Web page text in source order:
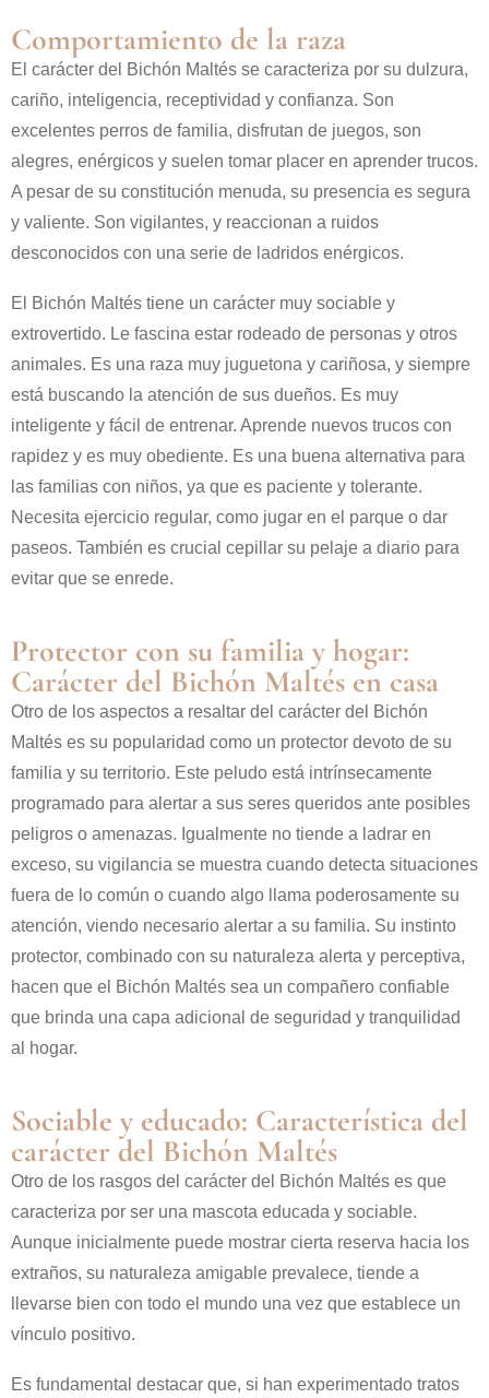
Comportamiento de la raza
El carácter del Bichón Maltés se caracteriza por su dulzura,
cariño, inteligencia, receptividad y confianza. Son
excelentes perros de familia, disfrutan de juegos, son
alegres, enérgicos y suelen tomar placer en aprender trucos.
A pesar de su constitución menuda, su presencia es segura
y valiente. Son vigilantes, y reaccionan a ruidos
desconocidos con una serie de ladridos enérgicos.
El Bichón Maltés tiene un carácter muy sociable y
extrovertido. Le fascina estar rodeado de personas y otros
animales. Es una raza muy juguetona y cariñosa, y siempre
está buscando la atención de sus dueños. Es muy
inteligente y fácil de entrenar. Aprende nuevos trucos con
rapidez y es muy obediente. Es una buena alternativa para
las familias con niños, ya que es paciente y tolerante.
Necesita ejercicio regular, como jugar en el parque o dar
paseos. También es crucial cepillar su pelaje a diario para
evitar que se enrede.
Protector con su familia y hogar:
Carácter del Bichón Maltés en casa
Otro de los aspectos a resaltar del carácter del Bichón
Maltés es su popularidad como un protector devoto de su
familia y su territorio. Este peludo está intrínsecamente
programado para alertar a sus seres queridos ante posibles
peligros o amenazas. Igualmente no tiende a ladrar en
exceso, su vigilancia se muestra cuando detecta situaciones
fuera de lo común o cuando algo llama poderosamente su
atención, viendo necesario alertar a su familia. Su instinto
protector, combinado con su naturaleza alerta y perceptiva,
hacen que el Bichón Maltés sea un compañero confiable
que brinda una capa adicional de seguridad y tranquilidad
al hogar.
Sociable y educado: Característica del
carácter del Bichón Maltés
Otro de los rasgos del carácter del Bichón Maltés es que
caracteriza por ser una mascota educada y sociable.
Aunque inicialmente puede mostrar cierta reserva hacia los
extraños, su naturaleza amigable prevalece, tiende a
llevarse bien con todo el mundo una vez que establece un
vínculo positivo.
Es fundamental destacar que, si han experimentado tratos